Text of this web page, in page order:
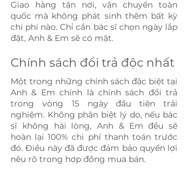
Giao hàng tận nơi, vận chuyển toàn
quốc mà không phát sinh thêm bất kỳ
chi phí nào. Chỉ cần bác sĩ chọn ngày lắp
đặt, Anh & Em sẽ có mặt.
Chính sách đổi trả độc nhất
Một trong những chính sách đặc biệt tại
Anh & Em chính là chính sách đổi trả
trong vòng 15 ngày đầu tiên trải
nghiệm. Không phân biệt lý do, nếu bác
sĩ không hài lòng, Anh & Em đều sẽ
hoàn lại 100% chi phí thanh toán trước
đó. Điều này đã được đảm bảo quyền lợi
nêu rõ trong hợp đồng mua bán.